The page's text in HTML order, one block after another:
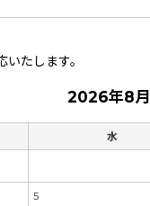
たします。
2026年8月
水
5